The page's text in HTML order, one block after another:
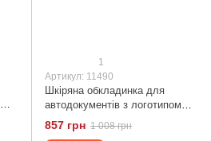
1
Артикул: 11490
Шкіряна обкладинка для
автодокументів з логотипом
NASA GRANDE PELLE 11490
Чорний
857 грн 1 008 грн